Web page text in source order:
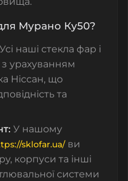
Мурано Ку50?
Усі наші стекла фар і
урахуванням
Ніссан, що
та
У нашому
sklofar.ua/ви
, корпуси та інші
системи